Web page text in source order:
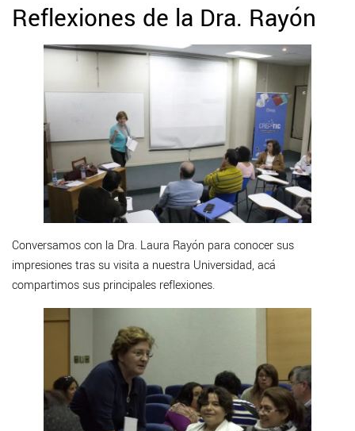
Reflexiones de la Dra. Rayón
Conversamos con la Dra. Laura Rayón para conocer sus
impresiones tras su visita a nuestra Universidad, acá
compartimos sus principales reflexiones.